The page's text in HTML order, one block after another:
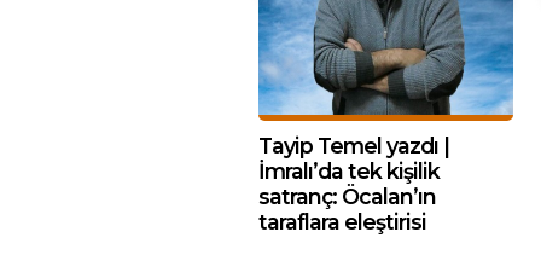
Tayip Temel yazdı |
İmralı’da tek kişilik
satranç: Öcalan’ın
taraflara eleştirisi